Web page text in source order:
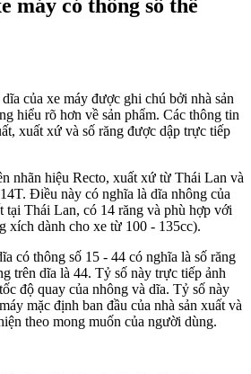
máy có thông số thế
của xe máy được ghi chú bởi nhà sản
hiểu rõ hơn về sản phẩm. Các thông tin
xuất xứ và số răng được dập trực tiếp
nhãn hiệu Recto, xuất xứ từ Thái Lan và
Điều này có nghĩa là dĩa nhông của
tại Thái Lan, có 14 răng và phù hợp với
xích dành cho xe từ 100 - 135cc).
có thông số 15 - 44 có nghĩa là số răng
trên dĩa là 44. Tỷ số này trực tiếp ảnh
độ quay của nhông và dĩa. Tỷ số này
mặc định ban đầu của nhà sản xuất và
theo mong muốn của người dùng.